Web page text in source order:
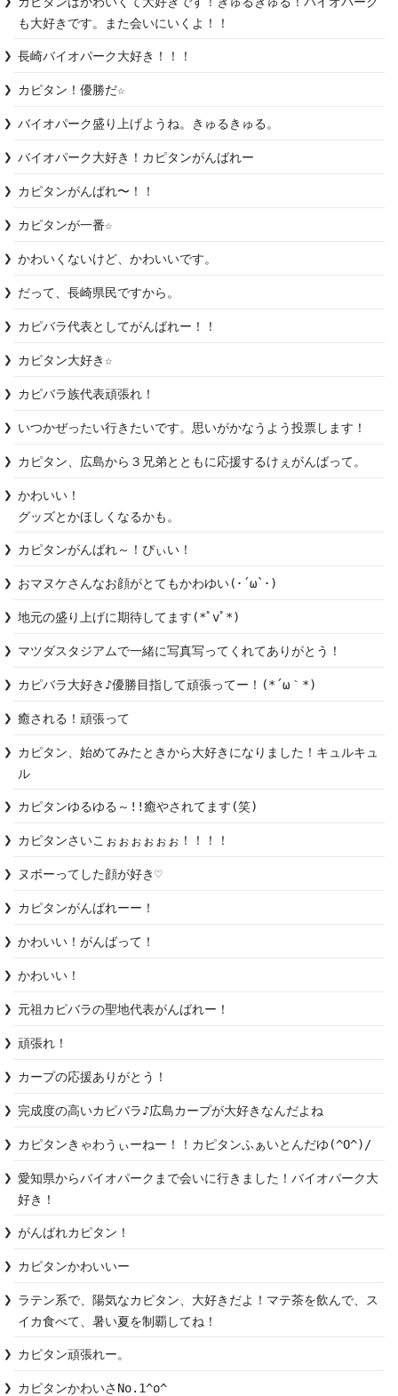
も大好きです。また会いにいくよ！！
長崎バイオパーク大好き！！！
カピタン！優勝だ☆
バイオパーク盛り上げようね。きゅるきゅる。
カピタンがんばれ〜！！
カピタンが一番☆
かわいくないけど、かわいいです。
だって、長崎県民ですから。
カピバラ代表としてがんばれー！！
カピタン大好き☆
カピバラ族代表頑張れ！
いつかぜったい行きたいです。思いがかなうよう投票します！
カピタン、広島から３兄弟とともに応援するけぇがんばって。
かわいい！
グッズとかほしくなるかも。
カピタンがんばれ～！ぴぃい！
おマヌケさんなお顔がとてもかわゆい(･´ω`･)
地元の盛り上げに期待してます(*ﾟvﾟ*)
マツダスタジアムで一緒に写真写ってくれてありがとう！
カピバラ大好き♪優勝目指して頑張ってー！(*´ω｀*)
癒される！頑張って
カピタン、始めてみたときから大好きになりました！キュルキュ
ル
カピタンゆるゆる～!!癒やされてます(笑)
カピタンさいこぉぉぉぉぉぉ！！！！
ヌボーってした顔が好き♡
カピタンがんばれーー！
かわいい！がんばって！
かわいい！
元祖カピバラの聖地代表がんばれー！
頑張れ！
カープの応援ありがとう！
完成度の高いカピバラ♪広島カープが大好きなんだよね
カピタンきゃわうぃーねー！！カピタンふぁいとんだゆ(^O^)/
愛知県からバイオパークまで会いに行きました！バイオパーク大
好き！
がんばれカピタン！
カピタンかわいいー
ラテン系で、陽気なカピタン、大好きだよ！マテ茶を飲んで、ス
イカ食べて、暑い夏を制覇してね！
カピタン頑張れー。
カピタンかわいさNo.1^o^